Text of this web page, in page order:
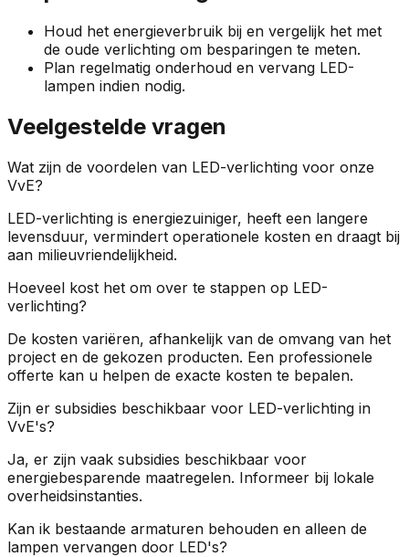
Houd het energieverbruik bij en vergelijk het met
de oude verlichting om besparingen te meten.
Plan regelmatig onderhoud en vervang LED-
lampen indien nodig.
Veelgestelde vragen
Wat zijn de voordelen van LED-verlichting voor onze
VvE?
LED-verlichting is energiezuiniger, heeft een langere
levensduur, vermindert operationele kosten en draagt bij
aan milieuvriendelijkheid.
Hoeveel kost het om over te stappen op LED-
verlichting?
De kosten variëren, afhankelijk van de omvang van het
project en de gekozen producten. Een professionele
offerte kan u helpen de exacte kosten te bepalen.
Zijn er subsidies beschikbaar voor LED-verlichting in
VvE's?
Ja, er zijn vaak subsidies beschikbaar voor
energiebesparende maatregelen. Informeer bij lokale
overheidsinstanties.
Kan ik bestaande armaturen behouden en alleen de
lampen vervangen door LED's?